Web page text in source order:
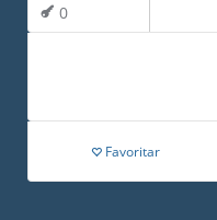
0
Favoritar